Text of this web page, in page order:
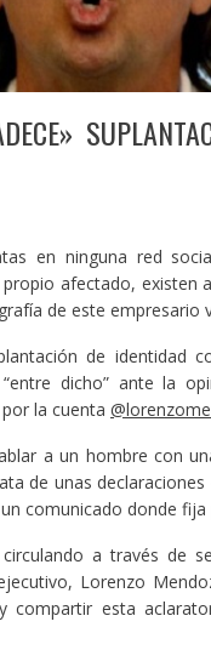
en ninguna red
afectado, existen
de este empresario
de identidad
dicho” ante la
la cuenta
a un hombre con
de unas
comunicado donde
a través de
Lorenzo
compartir esta